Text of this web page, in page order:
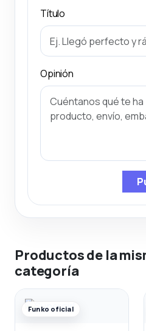
Título
Opinión
Productos de la
categoría
Funko oficial